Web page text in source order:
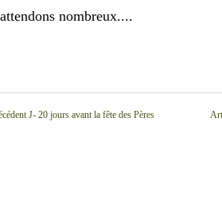
nombreux....
J- 20 jours avant la fête des Pères